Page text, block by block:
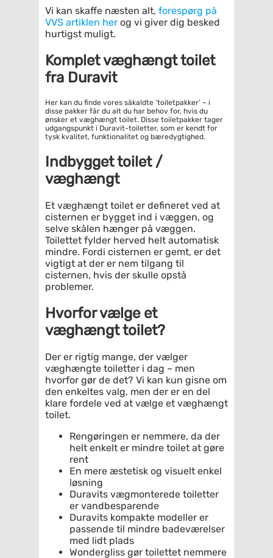
Vi kan skaffe næsten alt, forespørg på
VVS artiklen her og vi giver dig besked
hurtigst muligt.
Komplet væghængt toilet
fra Duravit
Her kan du finde vores såkaldte ’toiletpakker’ – i
disse pakker får du alt du har behov for, hvis du
ønsker et væghængt toilet. Disse toiletpakker tager
udgangspunkt i Duravit-toiletter, som er kendt for
tysk kvalitet, funktionalitet og bæredygtighed.
Indbygget toilet /
væghængt
Et væghængt toilet er defineret ved at
cisternen er bygget ind i væggen, og
selve skålen hænger på væggen.
Toilettet fylder herved helt automatisk
mindre. Fordi cisternen er gemt, er det
vigtigt at der er nem tilgang til
cisternen, hvis der skulle opstå
problemer.
Hvorfor vælge et
væghængt toilet?
Der er rigtig mange, der vælger
væghængte toiletter i dag – men
hvorfor gør de det? Vi kan kun gisne om
den enkeltes valg, men der er en del
klare fordele ved at vælge et væghængt
toilet.
Rengøringen er nemmere, da der
helt enkelt er mindre toilet at gøre
rent
En mere æstetisk og visuelt enkel
løsning
Duravits vægmonterede toiletter
er vandbesparende
Duravits kompakte modeller er
passende til mindre badeværelser
med lidt plads
Wondergliss gør toilettet nemmere